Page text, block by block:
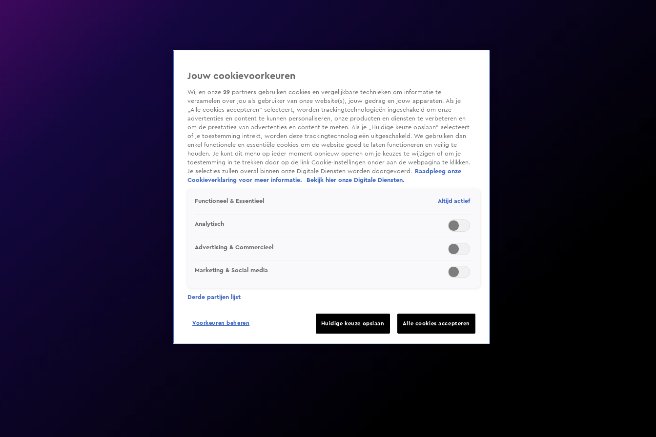
Video helaas niet gevonden
Jouw cookievoorkeuren
Wij en onze 29 partners gebruiken cookies en vergelijkbare technieken om informatie te
verzamelen over jou als gebruiker van onze website(s), jouw gedrag en jouw apparaten. Als je
„Alle cookies accepteren” selecteert, worden trackingtechnologieën ingeschakeld om onze
advertenties en content te kunnen personaliseren, onze producten en diensten te verbeteren en
om de prestaties van advertenties en content te meten. Als je „Huidige keuze opslaan” selecteert
of je toestemming intrekt, worden deze trackingtechnologieën uitgeschakeld. We gebruiken dan
enkel functionele en essentiële cookies om de website goed te laten functioneren en veilig te
houden. Je kunt dit menu op ieder moment opnieuw openen om je keuzes te wijzigen of om je
toestemming in te trekken door op de link Cookie-instellingen onder aan de webpagina te klikken.
Je selecties zullen overal binnen onze Digitale Diensten worden doorgevoerd.
Raadpleeg onze
Cookieverklaring voor meer informatie.
Bekijk hier onze Digitale Diensten.
Functioneel & Essentieel Altijd actief
Analytisch
Advertising & Commercieel
Marketing & Social media
Derde partijen lijst
Voorkeuren beheren Huidige keuze opslaan Alle cookies accepteren